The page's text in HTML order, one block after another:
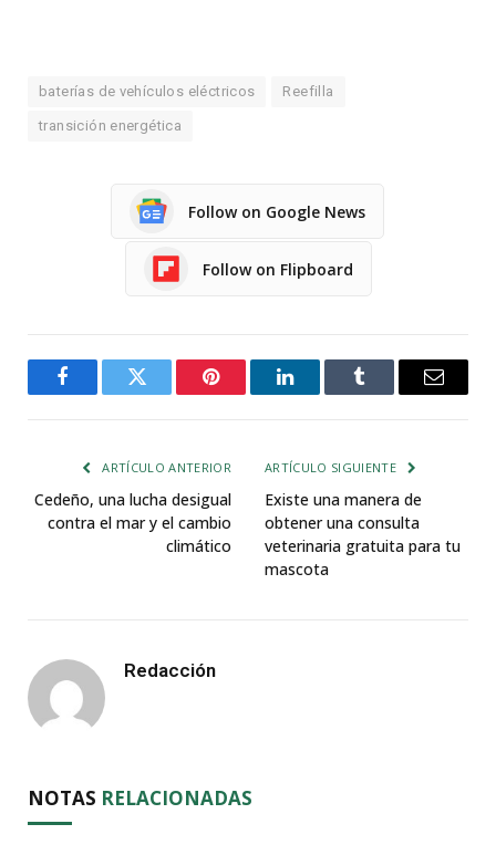
baterías de vehículos eléctricos Reefilla
transición energética
Follow on Google News
Follow on Flipboard
FacebookTwitter Pinterest LinkedInTumblr Email
ARTÍCULO ANTERIOR
Cedeño, una lucha desigual
contra el mar y el cambio
climático
ARTÍCULO SIGUIENTE
Existe una manera de
obtener una consulta
veterinaria gratuita para tu
mascota
Redacción
NOTAS RELACIONADAS